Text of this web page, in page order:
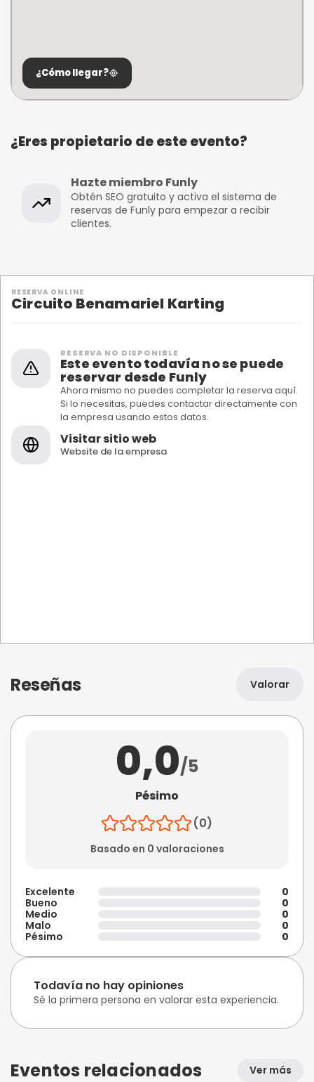
¿Cómo llegar?
¿Eres propietario de este evento?
Hazte miembro Funly
Obtén SEO gratuito y activa el sistema de
reservas de Funly para empezar a recibir
clientes.
RESERVA ONLINE
Circuito Benamariel Karting
RESERVA NO DISPONIBLE
Este evento todavía no se puede
reservar desde Funly
Ahora mismo no puedes completar la reserva aquí.
Si lo necesitas, puedes contactar directamente con
la empresa usando estos datos.
Visitar sitio web
Website de la empresa
Reseñas Valorar
0,0/5
Pésimo
(0)
Basado en 0 valoraciones
Excelente
0
Bueno
0
Medio
0
Malo
0
Pésimo
0
Todavía no hay opiniones
Sé la primera persona en valorar esta experiencia.
Eventos relacionados Ver más